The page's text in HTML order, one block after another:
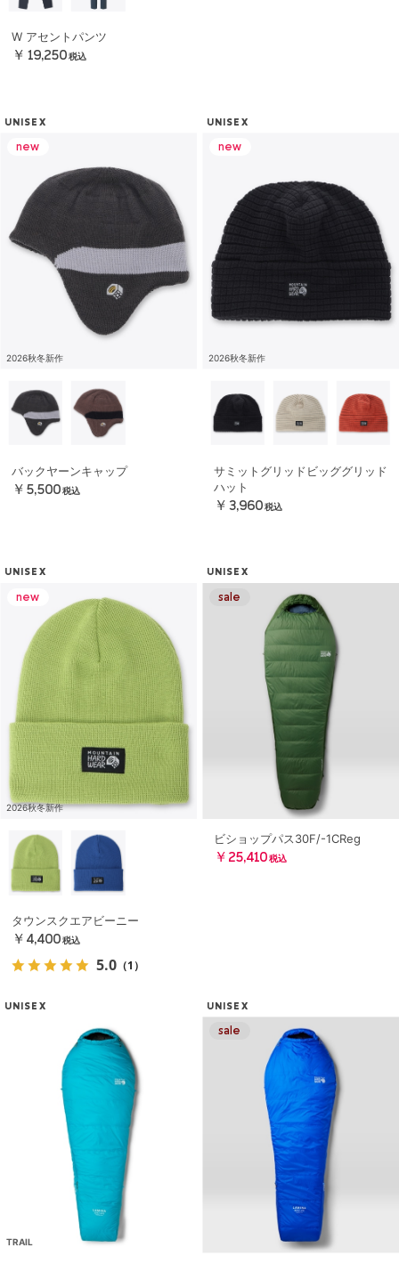
W アセントパンツ
￥19,250 税込
UNISEX
2026秋冬新作
バックヤーンキャップ
￥5,500 税込
UNISEX
2026秋冬新作
サミットグリッドビッググリッド
ハット
￥3,960 税込
UNISEX
2026秋冬新作
タウンスクエアビーニー
￥4,400 税込
5.0 （1）
UNISEX
ビショップパス30F/-1CReg
￥25,410 税込
UNISEX
TRAIL
UNISEX